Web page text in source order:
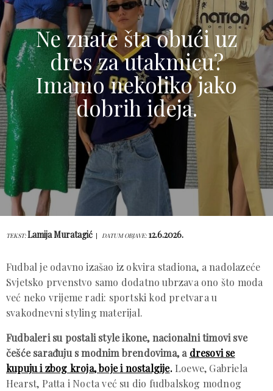
Ne znate šta obući uz
dres za utakmicu?
Imamo nekoliko jako
dobrih ideja.
TEKST:Lamija Muratagić DATUM OBJAVE: 12.6.2026.
Fudbal je odavno izašao iz okvira stadiona, a nadolazeće
Svjetsko prvenstvo samo dodatno ubrzava ono što moda
već neko vrijeme radi: sportski kod pretvara u
svakodnevni styling materijal.
Fudbaleri su postali style ikone, nacionalni timovi sve
češće sarađuju s modnim brendovima, a dresovi se
kupuju i zbog kroja, boje i nostalgije. Loewe, Gabriela
Hearst, Patta i Nocta već su dio fudbalskog modnog